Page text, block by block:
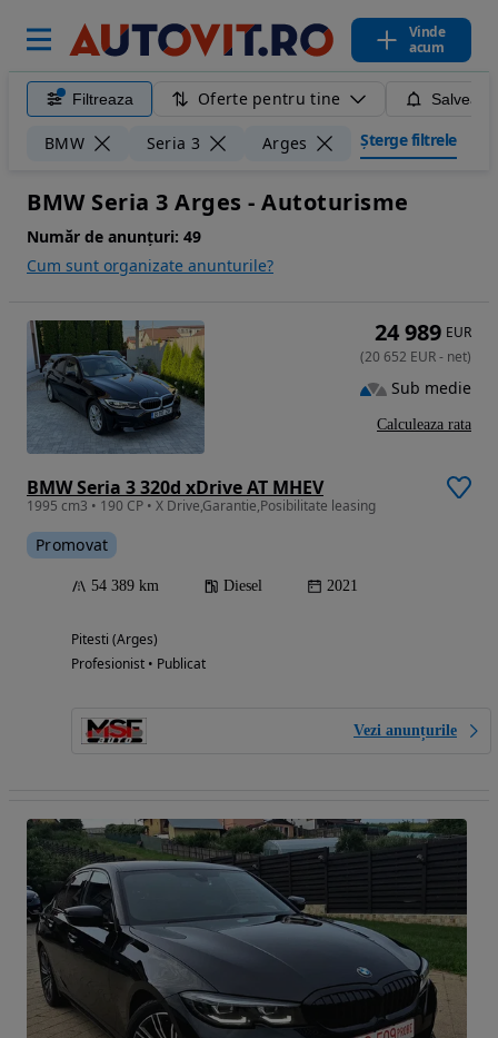
Vinde
acum
Filtreaza Oferte pentru tine
BMW Seria 3 Arges Șterge filtrele
BMW Seria 3 Arges - Autoturisme
Număr de anunțuri: 49
Cum sunt organizate anunturile?
BMW Seria 3 320d xDrive AT MHEV
1995 cm3 • 190 CP • X Drive,Garantie,Posibilitate leasing
Promovat
54 389 km Diesel 2021
Pitesti (Arges)
Profesionist • Publicat
Vezi anunțurile
24 989 EUR
(20 652 EUR- net)
Sub medie
Calculeaza rata